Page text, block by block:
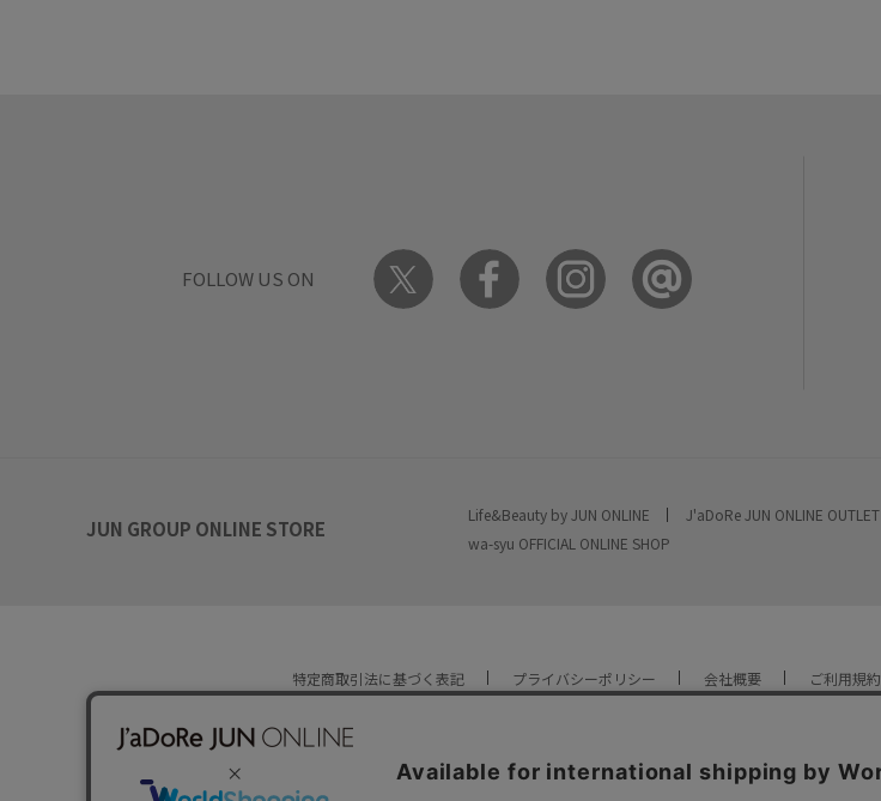
FOLLOW US ON
JUN GROUP ONLINE STORE
Life&Beauty by JUN ONLINE J'aDoRe JUN ONLINE OUTLET
wa-syu OFFICIAL ONLINE SHOP
特定商取引法に基づく表記 プライバシーポリシー 会社概要 ご利用規約
YOU ARE CULTURE.